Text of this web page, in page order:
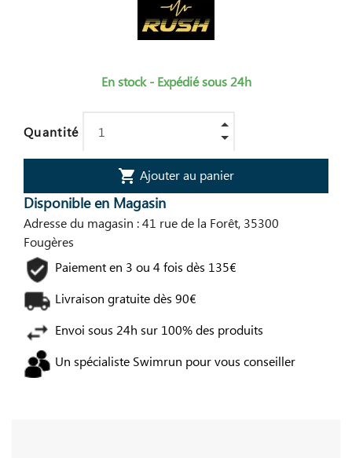
En stock - Expédié sous 24h
Quantité
shopping_cart Ajouter au panier
Disponible en Magasin
Adresse du magasin : 41 rue de la Forêt, 35300
Fougères
Paiement en 3 ou 4 fois dès 135€
Livraison gratuite dès 90€
Envoi sous 24h sur 100% des produits
Un spécialiste Swimrun pour vous conseiller